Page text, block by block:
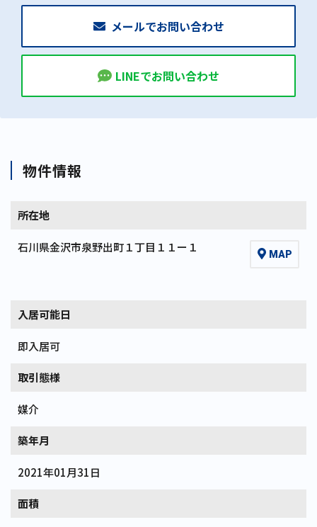
メールでお問い合わせ
LINEでお問い合わせ
物件情報
所在地
石川県金沢市泉野出町１丁目１１ー１ MAP
入居可能日
即入居可
取引態様
媒介
築年月
2021年01月31日
面積